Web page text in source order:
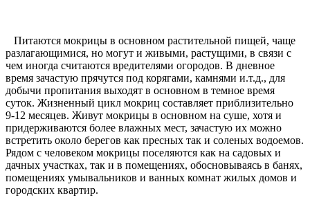
Питаются мокрицы в основном растительной пищей, чаще
разлагающимися, но могут и живыми, растущими, в связи с
чем иногда считаются вредителями огородов. В дневное
время зачастую прячутся под корягами, камнями и.т.д., для
добычи пропитания выходят в основном в темное время
суток. Жизненный цикл мокриц составляет приблизительно
9-12 месяцев. Живут мокрицы в основном на суше, хотя и
придерживаются более влажных мест, зачастую их можно
встретить около берегов как пресных так и соленых водоемов.
Рядом с человеком мокрицы поселяются как на садовых и
дачных участках, так и в помещениях, обосновываясь в банях,
помещениях умывальников и ванных комнат жилых домов и
городских квартир.